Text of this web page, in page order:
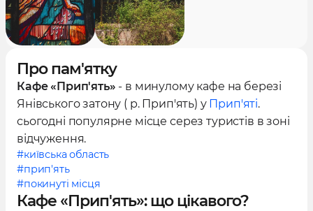
Про пам'ятку
Кафе «Прип'ять» - в минулому кафе на березі
Янівського затону ( р. Прип'ять) у Прип'яті.
сьогодні популярне місце серез туристів в зоні
відчуження.
#київська область
#прип'ять
#покинуті місця
Кафе «Прип'ять»: що цікавого?